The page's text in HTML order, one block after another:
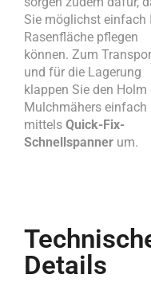
Sie möglichst einfach
Rasenfläche pflegen
können. Zum
und für die Lagerung
klappen Sie den Holm
Mulchmähers einfach
mittels Quick-Fix-
Schnellspanner um.
Details